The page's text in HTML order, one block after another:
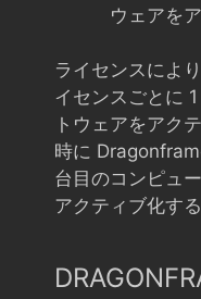
ウェアを
ライセンスによ
イセンスごとに
トウェアをアク
時に
台目のコンピュ
アクティブ化す